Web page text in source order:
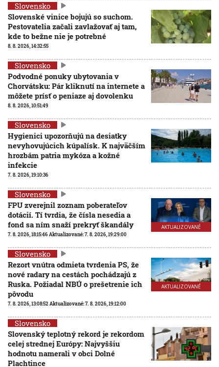
Slovensko
Slovenské vinice bojujú so suchom.
Pestovatelia začali zavlažovať aj tam,
kde to bežne nie je potrebné
8. 8. 2026, 14:32:55
Slovensko
Podvodné ponuky ubytovania v
Chorvátsku: Pár kliknutí na internete a
môžete prísť o peniaze aj dovolenku
8. 8. 2026, 10:51:49
Slovensko
Hygienici upozorňujú na desiatky
nevyhovujúcich kúpalísk. K najväčším
hrozbám patria mykóza a kožné
infekcie
7. 8. 2026, 19:10:36
AKTUALIZOVANÉ
Slovensko
FPU zverejnil zoznam poberateľov
dotácií. Tí tvrdia, že čísla nesedia a
fond sa ním snaží prekryť škandály
7. 8. 2026, 18:15:46Aktualizované:7. 8. 2026, 19:29:00
AKTUALIZOVANÉ
Slovensko
Rezort vnútra odmieta tvrdenia PS, že
nové radary na cestách pochádzajú z
Ruska. Požiadal NBÚ o prešetrenie ich
pôvodu
7. 8. 2026, 13:08:52Aktualizované:7. 8. 2026, 19:12:00
Slovensko
Slovenský teplotný rekord je rekordom
celej strednej Európy: Najvyššiu
hodnotu namerali v obci Dolné
Plachtince